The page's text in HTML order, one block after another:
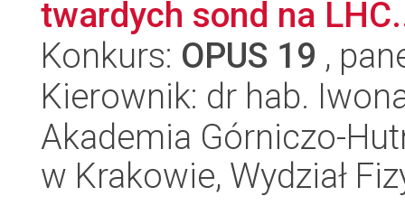
twardych sond na
Konkurs: OPUS 19 ,
Kierownik: dr hab.
Akademia Górniczo-
w Krakowie, Wydział